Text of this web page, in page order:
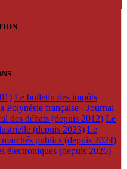
Le bulletin des impôts
Polynésie française - Journal
des débats (depuis 2012) Le
(depuis 2023) Le
publics (depuis 2024)
électroniques (depuis 2026)